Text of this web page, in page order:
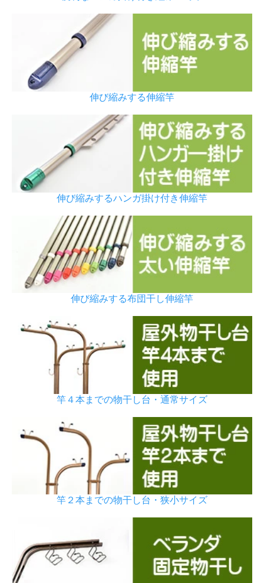
伸び縮みする伸縮竿
伸び縮みするハンガ掛け付き伸縮竿
伸び縮みする布団干し伸縮竿
竿４本までの物干し台・通常サイズ
竿２本までの物干し台・狭小サイズ